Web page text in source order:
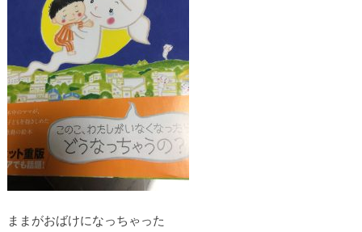
ままがおばけになっちゃった